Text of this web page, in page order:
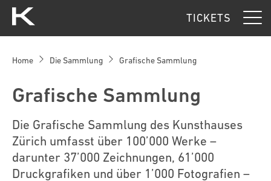
TICKETS
Home Die Sammlung Grafische Sammlung
Grafische Sammlung
Die Grafische Sammlung des Kunsthauses
Zürich umfasst über 100’000 Werke –
darunter 37’000 Zeichnungen, 61’000
Druckgrafiken und über 1’000 Fotografien –